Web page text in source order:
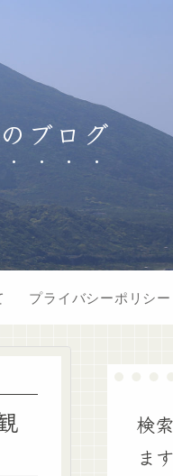
ブログ
プライバシーポリシー
検
ま